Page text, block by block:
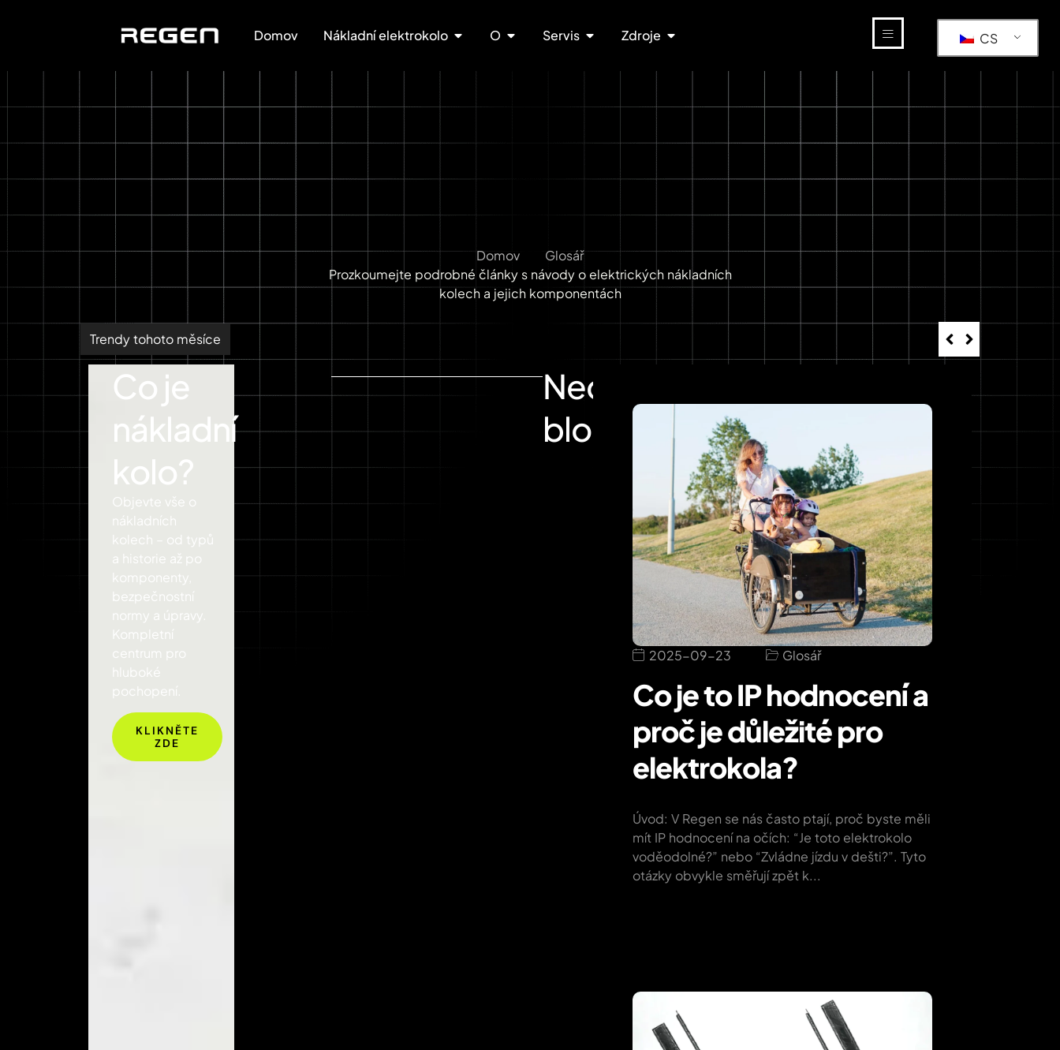
Domov Nákladní elektrokolo O Servis Zdroje CS
Domov
Glosář
Prozkoumejte podrobné články s návody o elektrických nákladních
kolech a jejich komponentách
Trendy tohoto měsíce
Co je
nákladní
kolo?
Objevte vše o
nákladních
kolech – od typů
a historie až po
komponenty,
bezpečnostní
normy a úpravy.
Kompletní
centrum pro
hluboké
pochopení.
KLIKNĚTE
ZDE
Nedávný
blog
2025-09-23 Glosář
Co je to IP hodnocení a
proč je důležité pro
elektrokola?
Úvod: V Regen se nás často ptají, proč byste měli
mít IP hodnocení na očích: “Je toto elektrokolo
voděodolné?” nebo “Zvládne jízdu v dešti?”. Tyto
otázky obvykle směřují zpět k...